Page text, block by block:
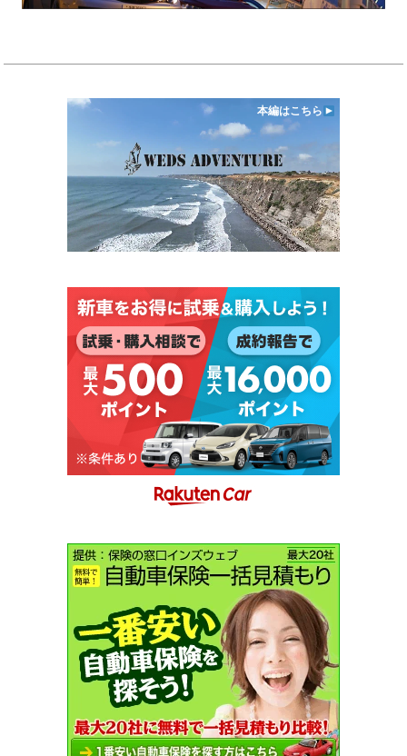
本編はこちら